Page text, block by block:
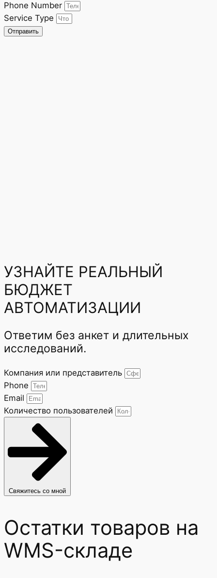
Phone Number
Service Type
Отправить
УЗНАЙТЕ РЕАЛЬНЫЙ
БЮДЖЕТ
АВТОМАТИЗАЦИИ
Ответим без анкет и длительных
исследований.
Компания или представитель
Phone
Email
Количество пользователей
Свяжитесь со мной
Остатки товаров на
WMS-складе